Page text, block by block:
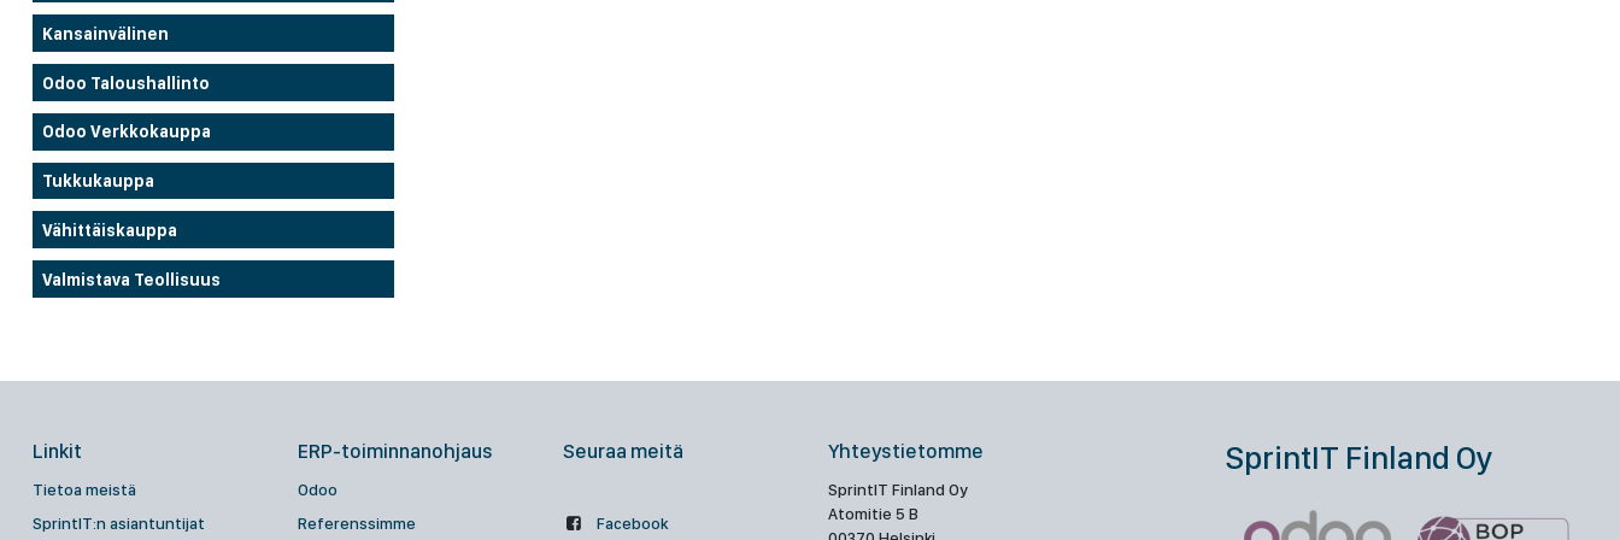
Kansainvälinen
Odoo Taloushallinto
Odoo Verkkokauppa
Tukkukauppa
Vähittäiskauppa
Valmistava Teollisuus
Linkit
Tietoa meistä
SprintIT:n asiantuntijat
ERP-toiminnanohjaus
Odoo
Referenssimme
Seuraa meitä
Facebook
Yhteystietomme
SprintIT Finland Oy
Atomitie 5 B
SprintIT Finland Oy